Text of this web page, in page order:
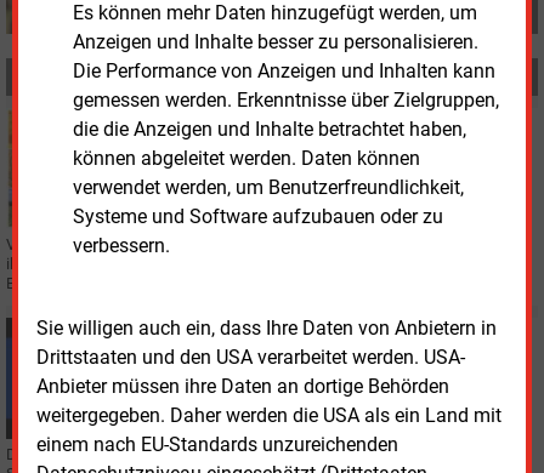
Es können mehr Daten hinzugefügt werden, um
Anzeigen und Inhalte besser zu personalisieren.
Die Performance von Anzeigen und Inhalten kann
gemessen werden. Erkenntnisse über Zielgruppen,
die die Anzeigen und Inhalte betrachtet haben,
können abgeleitet werden. Daten können
verwendet werden, um Benutzerfreundlichkeit,
Systeme und Software aufzubauen oder zu
verbessern.
Sie willigen auch ein, dass Ihre Daten von Anbietern in
Drittstaaten und den USA verarbeitet werden. USA-
Anbieter müssen ihre Daten an dortige Behörden
weitergegeben. Daher werden die USA als ein Land mit
einem nach EU-Standards unzureichenden
MEHR ZUM THEMA
Dienstag, 29.11.2022, 16:18
REGENERATIVE
Direktvermarkter müssen fürs Zwangsabregeln
mitunter bezahlen
Vermarkter erfahren teilweise erst hinterher vom Stromnetzbetreiber, dass er
ihre Erneuerbaren- und KWK-Anlage zwangsabgeregelt hat. Der
Entschädigung müssen sie hinterherlaufen.
Donnerstag, 27.10.2022, 10:58
POLITIK
Kommunale Versorger setzen auf Differenzverträge
Die kommunalen Energieversorger in der EU sehen im Neu-Design des